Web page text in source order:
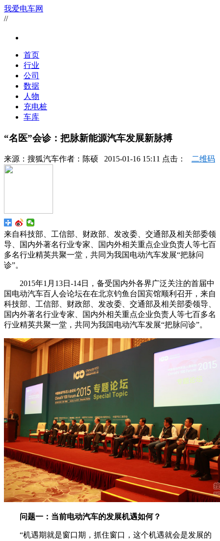
我爱电车网
//
首页
行业
公司
数据
人物
充电桩
车库
“名医”会诊：把脉新能源汽车发展新脉搏
来源： 搜狐汽车作者： 陈硕 2015-01-16 15:11 点击： 二维码
来自科技部、工信部、财政部、发改委、交通部及相关部委领
导、国内外著名行业专家、国内外相关重点企业负责人等七百
多名行业精英共聚一堂，共同为我国电动汽车发展“把脉问
诊”。
2015年1月13日-14日，备受国内外各界广泛关注的首届中
国电动汽车百人会论坛在在北京钓鱼台国宾馆顺利召开，来自
科技部、工信部、财政部、发改委、交通部及相关部委领导、
国内外著名行业专家、国内外相关重点企业负责人等七百多名
行业精英共聚一堂，共同为我国电动汽车发展“把脉问诊”。
问题一：当前电动汽车的发展机遇如何？
“机遇期就是窗口期，抓住窗口，这个机遇就会是发展的